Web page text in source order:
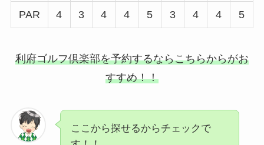
PAR 4 3 4 4 5 3 4 4 5
利府ゴルフ倶楽部を予約するならこちらからがお
すすめ！！
ここから探せるからチェックで